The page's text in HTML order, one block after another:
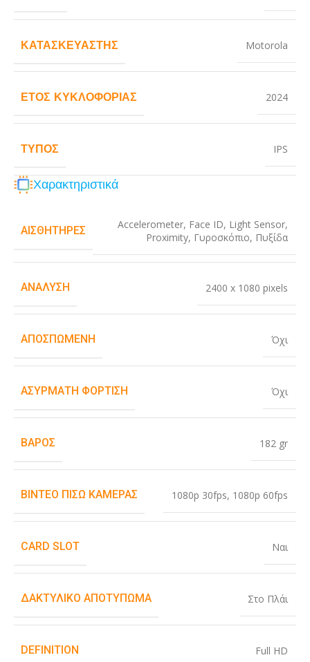
ΚΑΤΑΣΚΕΥΑΣΤΉΣ Motorola
ΈΤΟΣ ΚΥΚΛΟΦΟΡΊΑΣ 2024
ΤΎΠΟΣ IPS
Χαρακτηριστικά
ΑΙΣΘΗΤΉΡΕΣ Accelerometer, Face ID, Light Sensor,
Proximity, Γυροσκόπιο, Πυξίδα
ΑΝΆΛΥΣΗ 2400 x 1080 pixels
ΑΠΟΣΠΏΜΕΝΗ Όχι
ΑΣΎΡΜΑΤΗ ΦΌΡΤΙΣΗ Όχι
ΒΆΡΟΣ 182 gr
ΒΊΝΤΕΟ ΠΊΣΩ ΚΆΜΕΡΑΣ 1080p 30fps, 1080p 60fps
CARD SLOT Ναι
ΔΑΚΤΥΛΙΚΌ ΑΠΟΤΎΠΩΜΑ Στο Πλάι
DEFINITION Full HD